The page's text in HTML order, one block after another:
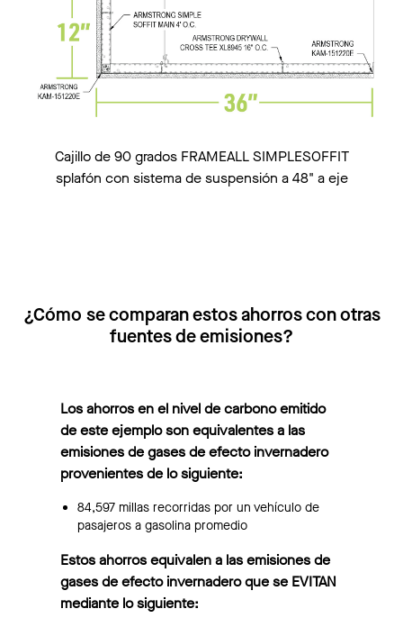
Cajillo de 90 grados FRAMEALL SIMPLESOFFIT
splafón con sistema de suspensión a 48" a eje
¿Cómo se comparan estos ahorros con otras
fuentes de emisiones?
Los ahorros en el nivel de carbono emitido
de este ejemplo son equivalentes a las
emisiones de gases de efecto invernadero
provenientes de lo siguiente:
84,597 millas recorridas por un vehículo de
pasajeros a gasolina promedio
Estos ahorros equivalen a las emisiones de
gases de efecto invernadero que se EVITAN
mediante lo siguiente: